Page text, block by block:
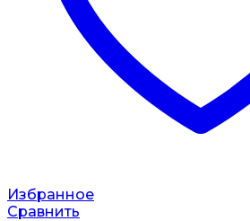
Избранное
Сравнить